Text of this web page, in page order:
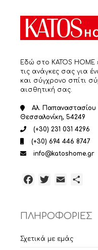
Εδώ στο KATOS
τις ανάγκες σας για
και σύγχρονο σπίτι
αισθητική σας.
Αλ. Παπαναστασίου
Θεσσαλονίκη, 54249
(+30) 231 031 4296
(+30) 694 446 8747
info@katoshome.gr
Facebook
TwitterEmail
ΠΛΗΡΟΦΟΡΙΕΣ
Σχετικά με εμάς